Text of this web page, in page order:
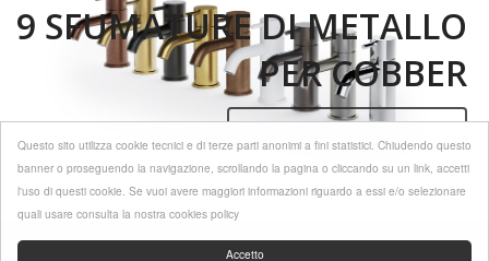
Accetto
Questo sito utilizza cookie tecnici e di terze parti anonimi a fini statistici. Chiudendo questo
banner o proseguendo la navigazione, scrollando la pagina o cliccando su un link, accetti
l'uso di questi cookie. Se vuoi avere maggiori informazioni riguardo a essi e/o selezionare
quali usare consulta la nostra cookies policy
9 SFUMATURE DI METALLO
PER COBBER
Discover more